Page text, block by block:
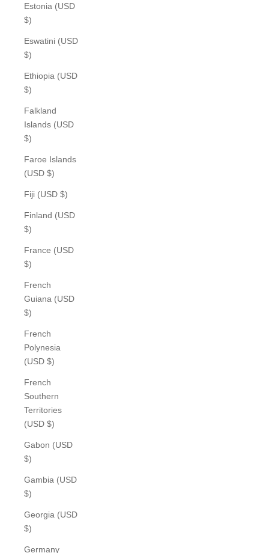
Estonia (USD
$)
Eswatini (USD
$)
Ethiopia (USD
$)
Falkland
Islands (USD
$)
Faroe Islands
(USD $)
Fiji (USD $)
Finland (USD
$)
France (USD
$)
French
Guiana (USD
$)
French
Polynesia
(USD $)
French
Southern
Territories
(USD $)
Gabon (USD
$)
Gambia (USD
$)
Georgia (USD
$)
Germany